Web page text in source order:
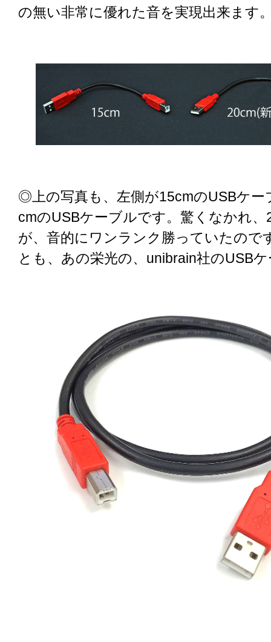
の無い非常に優れた音を実現出来ます
◎上の写真も、左側が15cmのUSBケー
cmのUSBケーブルです。驚くなかれ
が、音的にワンランク勝っていたので
とも、あの栄光の、unibrain社のUSB